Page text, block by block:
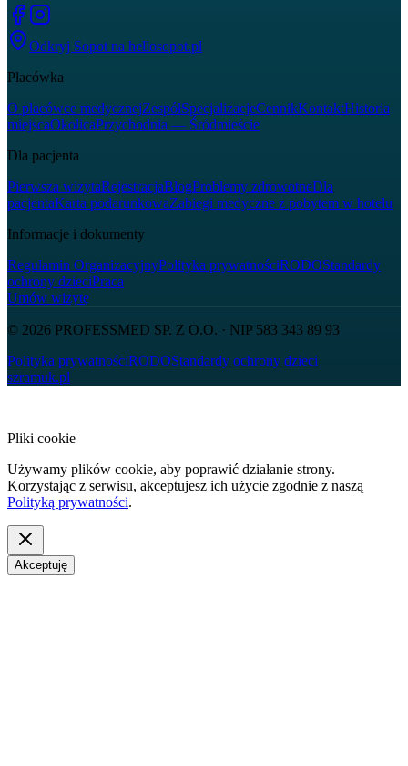
Odkryj Sopot na hellosopot.pl
Placówka
O placówce medycznejZespółSpecjalizacjeCennikKontaktHistoria
miejscaOkolicaPrzychodnia — Śródmieście
Dla pacjenta
Pierwsza wizytaRejestracjaBlogProblemy zdrowotneDla
pacjentaKarta podarunkowaZabiegi medyczne z pobytem w hotelu
Informacje i dokumenty
Regulamin OrganizacyjnyPolityka prywatnościRODOStandardy
ochrony dzieciPraca
Umów wizytę
© 2026 PROFESSMED SP. Z O.O. · NIP 583 343 89 93
Polityka prywatnościRODOStandardy ochrony dzieci
szramuk.pl
Pliki cookie
Używamy plików cookie, aby poprawić działanie strony.
Korzystając z serwisu, akceptujesz ich użycie zgodnie z naszą
Polityką prywatności.
Akceptuję